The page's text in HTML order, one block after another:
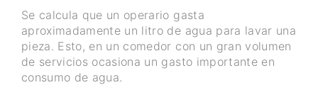
Se calcula que un operario gasta
aproximadamente un litro de agua para lavar una
pieza. Esto, en un comedor con un gran volumen
de servicios ocasiona un gasto importante en
consumo de agua.